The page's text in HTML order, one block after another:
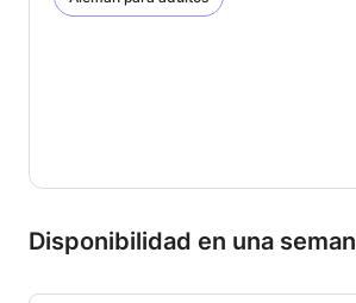
Disponibilidad en una